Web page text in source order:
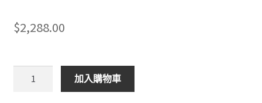
$2,288.00
加入購物車